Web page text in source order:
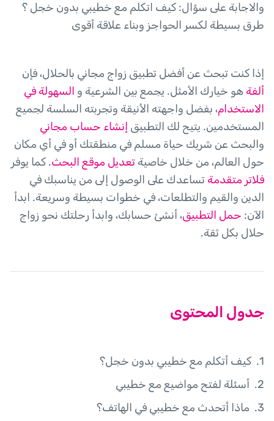
والاجابة على سؤال: كيف اتكلم مع خطيبي بدون خجل ؟
طرق بسيطة لكسر الحواجز وبناء علاقة أقوى
إذا كنت تبحث عن أفضل تطبيق زواج مجاني بالحلال، فإن
ألفة هو خيارك الأمثل. يجمع بين الشرعية و السهولة في
الاستخدام، بفضل واجهته الأنيقة وتجربته السلسة لجميع
المستخدمين. يتيح لك التطبيق إنشاء حساب مجاني
والبحث عن شريك حياة مسلم في منطقتك أو في أي مكان
حول العالم، من خلال خاصية تعديل موقع البحث. كما يوفر
فلاتر متقدمة تساعدك على الوصول إلى من يناسبك في
الدين والقيم والتطلعات، في خطوات بسيطة وسريعة. ابدأ
الآن: حمل التطبيق، أنشئ حسابك، وابدأ رحلتك نحو زواج
حلال بكل ثقة.
جدول المحتوى
كيف أتكلم مع خطيبي بدون خجل؟
أسئلة لفتح مواضيع مع خطيبي
ماذا أتحدث مع خطيبي في الهاتف؟